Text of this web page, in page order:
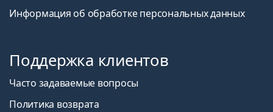
Информация об обработке персональных данных
Поддержка клиентов
Часто задаваемые вопросы
Политика возврата